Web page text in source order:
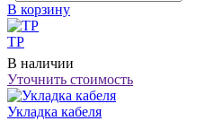
В корзину
ТР
В наличии
Уточнить стоимость
Укладка кабеля